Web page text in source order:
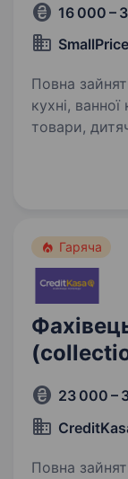
16 000 –
SmallPrice
Повна зайнятість. продаємо
кухні,
товари,
Гаряча
23 000 –
Повна зайнятість.